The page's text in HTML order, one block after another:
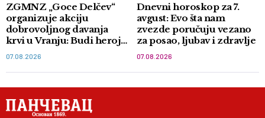
ZGMNZ „Goce Delčev“
organizuje akciju
dobrovoljnog davanja
krvi u Vranju: Budi heroj,
07.08.2026
Dnevni horoskop za 7.
avgust: Evo šta nam
zvezde poručuju vezano
za posao, ljubav i zdravlje
07.08.2026